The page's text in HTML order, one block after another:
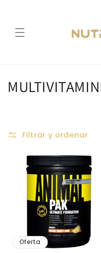
C
e
n
Filtrar y ordenar
Oferta